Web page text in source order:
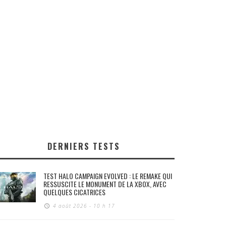
DERNIERS TESTS
TEST HALO CAMPAIGN EVOLVED : LE REMAKE QUI
RESSUSCITE LE MONUMENT DE LA XBOX, AVEC
QUELQUES CICATRICES
4 août 2026 - 10 h 17